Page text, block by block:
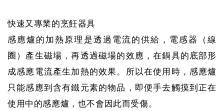
快速又專業的烹飪器具
感應爐的加熱原理是透過電流的供給，電感器（線
圈）產生磁場，再透過磁場的效應，在鍋具的底部形
成感應電流產生加熱的效果。所以在使用時，感應爐
只能感應到含有鐵元素的物品，即便手去觸摸到正在
使用中的感應爐，也不會因此而受傷。